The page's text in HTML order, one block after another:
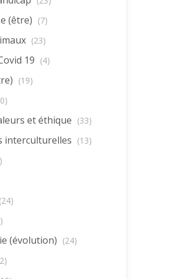
(être) (7)
(23)
19 (4)
(19)
et éthique (33)
interculturelles (13)
(24)
(évolution) (24)